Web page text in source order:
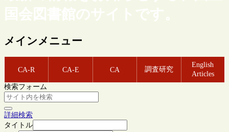
国会図書館のサイトです。
メインメニュー
CA-R CA-E CA 調査研究
English
Articles
検索フォーム
詳細検索
タイトル